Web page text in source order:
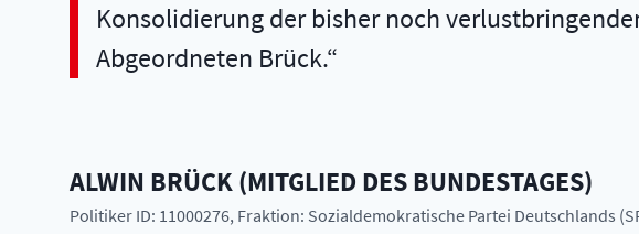
Konsolidierung der bisher noch
Abgeordneten Brück.
ALWIN BRÜCK(MITGLIED DES BUNDESTAGES)
Politiker ID: 11000276, Fraktion: Sozialdemokratische Partei Deutschlands